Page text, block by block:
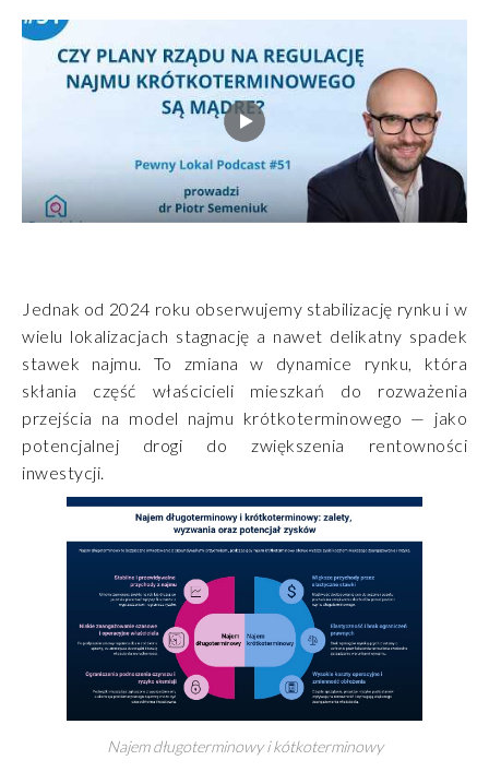
Jednak od 2024 roku obserwujemy stabilizację rynku i w
wielu lokalizacjach stagnację a nawet delikatny spadek
stawek najmu. To zmiana w dynamice rynku, która
skłania część właścicieli mieszkań do rozważenia
przejścia na model najmu krótkoterminowego — jako
potencjalnej drogi do zwiększenia rentowności
inwestycji.
Najem długoterminowy i kótkoterminowy